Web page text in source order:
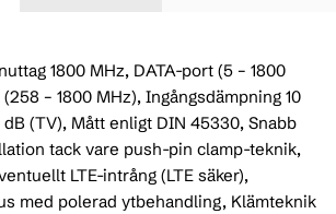
1800 MHz, DATA-port (5 – 1800
– 1800 MHz), Ingångsdämpning 10
dB (TV), Mått enligt DIN 45330, Snabb
tack vare push-pin clamp-teknik,
LTE-intrång (LTE säker),
med polerad ytbehandling, Klämteknik